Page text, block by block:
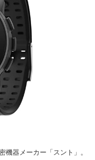
機器メーカー「スント」。